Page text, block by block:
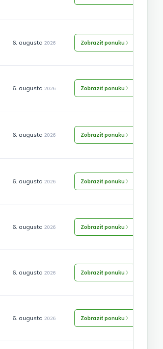
6. augusta 2026 Zobraziť ponuku
6. augusta 2026 Zobraziť ponuku
6. augusta 2026 Zobraziť ponuku
6. augusta 2026 Zobraziť ponuku
6. augusta 2026 Zobraziť ponuku
6. augusta 2026 Zobraziť ponuku
6. augusta 2026 Zobraziť ponuku